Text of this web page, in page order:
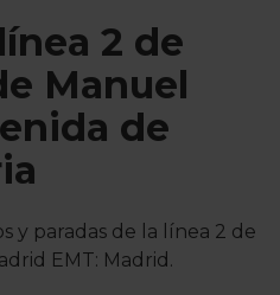
2 de
Manuel
de
y paradas de la línea 2 de
EMT: Madrid.